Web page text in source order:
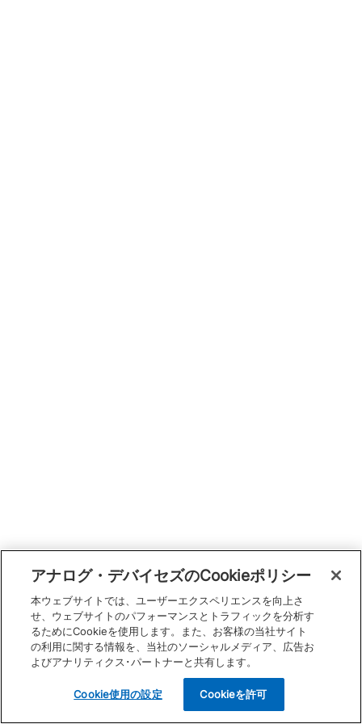
アナログ・デバイセズのCookieポリシー
本ウェブサイトでは、ユーザーエクスペリエンスを向上さ
せ、ウェブサイトのパフォーマンスとトラフィックを分析す
るためにCookieを使用します。また、お客様の当社サイト
の利用に関する情報を、当社のソーシャルメディア、広告お
よびアナリティクス･パートナーと共有します。
Cookie使用の設定 Cookieを許可